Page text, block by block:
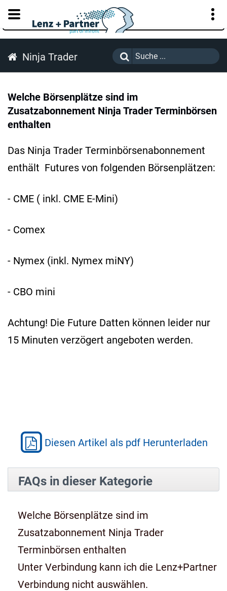
KUNDENPORTAL
Ninja Trader
Welche Börsenplätze sind im
Zusatzabonnement Ninja Trader Terminbörsen
enthalten
Das Ninja Trader Terminbörsenabonnement
enthält Futures von folgenden Börsenplätzen:
- CME ( inkl. CME E-Mini)
- Comex
- Nymex (inkl. Nymex miNY)
- CBO mini
Achtung! Die Future Datten können leider nur
15 Minuten verzögert angeboten werden.
Diesen Artikel als pdf Herunterladen
FAQs in dieser Kategorie
Welche Börsenplätze sind im
Zusatzabonnement Ninja Trader
Terminbörsen enthalten
Unter Verbindung kann ich die Lenz+Partner
Verbindung nicht auswählen.